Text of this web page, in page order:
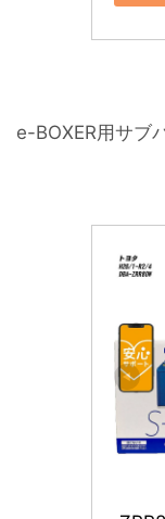
e-BOXER用サブ